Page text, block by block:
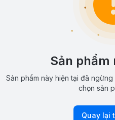
Sản phẩm
Sản phẩm này hiện tại đã
chọn sản
Quay lại